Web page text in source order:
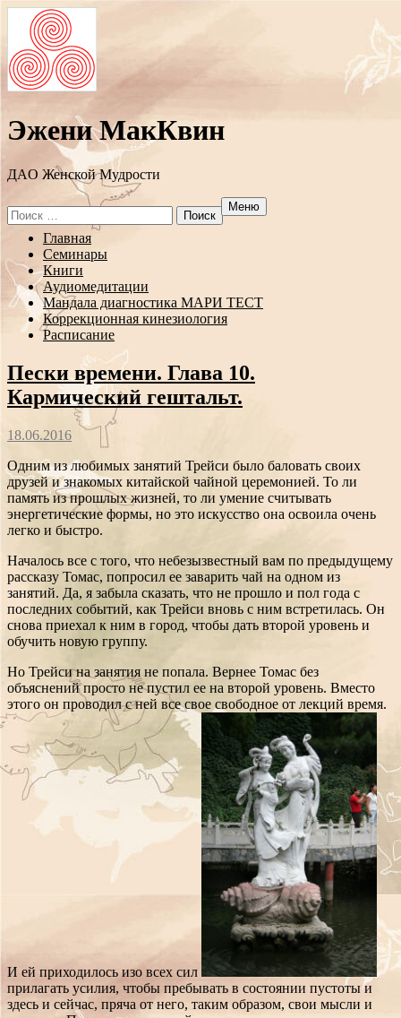
Эжени МакКвин
ДAO Женской Мудрости
Search
for:
Меню
Перейти
содержанию
Главная
Семинары
Книги
Аудиомедитации
Мандала диагностика МАРИ ТЕСТ
Коррекционная кинезиология
Расписание
Пески времени. Глава 10.
Кармический гештальт.
18.06.2016
Одним из любимых занятий Трейси было баловать своих
друзей и знакомых китайской чайной церемонией. То ли
память из прошлых жизней, то ли умение считывать
энергетические формы, но это искусство она освоила очень
легко и быстро.
Началось все с того, что небезызвестный вам по предыдущему
рассказу Томас, попросил ее заварить чай на одном из
занятий. Да, я забыла сказать, что не прошло и пол года с
последних событий, как Трейси вновь с ним встретилась. Он
снова приехал к ним в город, чтобы дать второй уровень и
обучить новую группу.
Но Трейси на занятия не попала. Вернее Томас без
объяснений просто не пустил ее на второй уровень. Вместо
этого он проводил с ней все свое свободное от лекций время.
И ей приходилось изо всех сил
прилагать усилия, чтобы пребывать в состоянии пустоты и
здесь и сейчас, пряча от него, таким образом, свои мысли и